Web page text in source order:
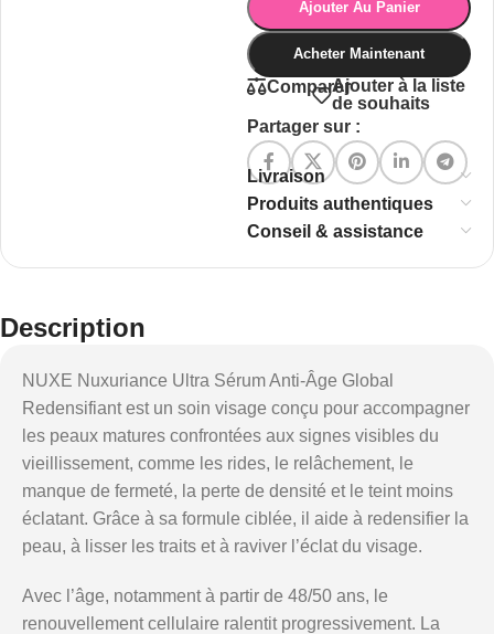
Ajouter Au Panier
Acheter Maintenant
ComparerAjouter à la liste
de souhaits
Partager sur :
Livraison
Produits authentiques
Conseil & assistance
Description
NUXE Nuxuriance Ultra Sérum Anti-Âge Global
Redensifiant est un soin visage conçu pour accompagner
les peaux matures confrontées aux signes visibles du
vieillissement, comme les rides, le relâchement, le
manque de fermeté, la perte de densité et le teint moins
éclatant. Grâce à sa formule ciblée, il aide à redensifier la
peau, à lisser les traits et à raviver l’éclat du visage.
Avec l’âge, notamment à partir de 48/50 ans, le
renouvellement cellulaire ralentit progressivement. La